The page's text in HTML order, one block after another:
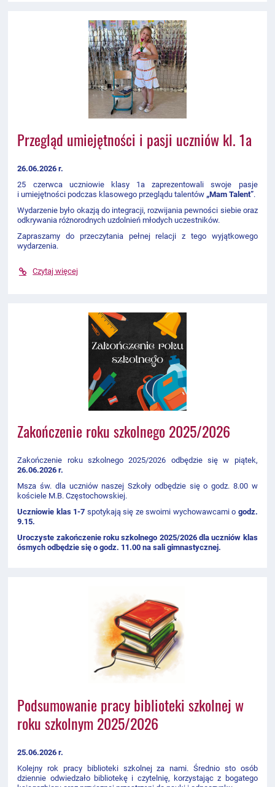
Przegląd umiejętności i pasji uczniów kl. 1a
26.06.2026 r.
25 czerwca uczniowie klasy 1a zaprezentowali swoje pasje
i umiejętności podczas klasowego przeglądu talentów „Mam Talent”.
Wydarzenie było okazją do integracji, rozwijania pewności siebie oraz
odkrywania różnorodnych uzdolnień młodych uczestników.
Zapraszamy do przeczytania pełnej relacji z tego wyjątkowego
wydarzenia.
Czytaj więcej
Zakończenie roku szkolnego 2025/2026
Zakończenie roku szkolnego 2025/2026 odbędzie się w piątek,
26.06.2026 r.
Msza św. dla uczniów naszej Szkoły odbędzie się o godz. 8.00 w
kościele M.B. Częstochowskiej.
Uczniowie klas 1-7 spotykają się ze swoimi wychowawcami o godz.
9.15.
Uroczyste zakończenie roku szkolnego 2025/2026 dla uczniów klas
ósmych odbędzie się o godz. 11.00 na sali gimnastycznej.
Podsumowanie pracy biblioteki szkolnej w
roku szkolnym 2025/2026
25.06.2026 r.
Kolejny rok pracy biblioteki szkolnej za nami. Średnio sto osób
dziennie odwiedzało bibliotekę i czytelnię, korzystając z bogatego